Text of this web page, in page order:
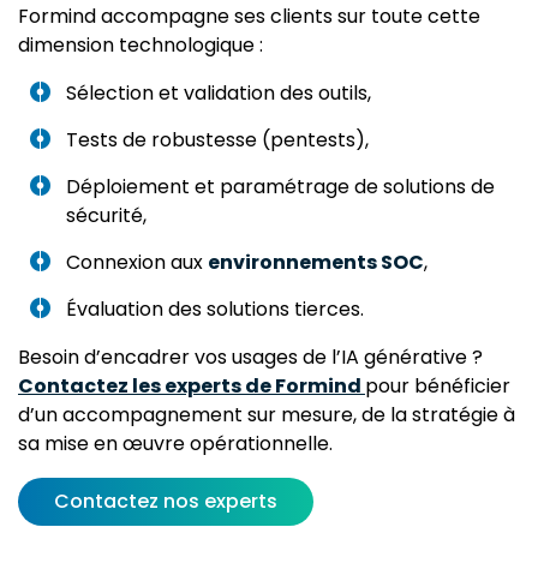
Formind accompagne ses clients sur toute cette
dimension technologique :
Sélection et validation des outils,
Tests de robustesse (pentests),
Déploiement et paramétrage de solutions de
sécurité,
Connexion aux environnements SOC,
Évaluation des solutions tierces.
Besoin d’encadrer vos usages de l’IA générative ?
Contactez les experts de Formind pour bénéficier
d’un accompagnement sur mesure, de la stratégie à
sa mise en œuvre opérationnelle.
Contactez nos experts